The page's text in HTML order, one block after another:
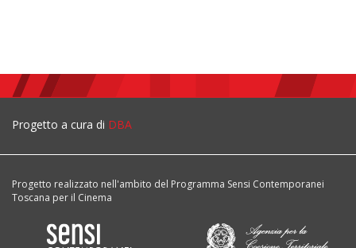
Progetto a cura di DBA
Progetto realizzato nell'ambito del Programma Sensi Contemporanei
Toscana per il Cinema